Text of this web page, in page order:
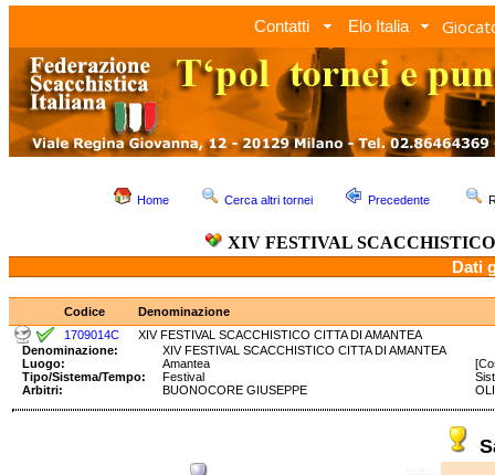
Contatti Elo Italia
Home Cerca altri tornei Precedente
XIV FESTIVAL
Dati
Codice
Denominazione
1709014C
XIV FESTIVAL SCACCHISTICO CITTA DI AMANTEA
Denominazione:
XIV FESTIVAL SCACCHISTICO CITTA DI AMANTEA
Luogo:
Amantea
Tipo/Sistema/Tempo:
Festival
Arbitri:
BUONOCORE GIUSEPPE